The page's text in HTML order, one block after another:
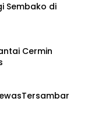
Sembako di
Cermin